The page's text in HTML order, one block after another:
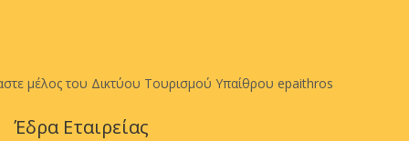
μέλος του Δικτύου Τουρισμού Υπαίθρου epaithros
Έδρα Εταιρείας